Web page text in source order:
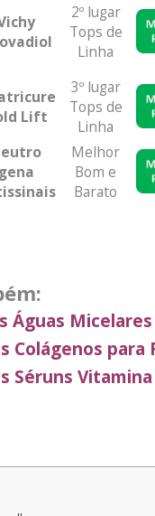
2º lugar
Tops de
Linha
Lift
3º lugar
Tops de
Linha
gena
Melhor
Bom e
Barato
Águas Micelares
Colágenos para
Séruns Vitamina